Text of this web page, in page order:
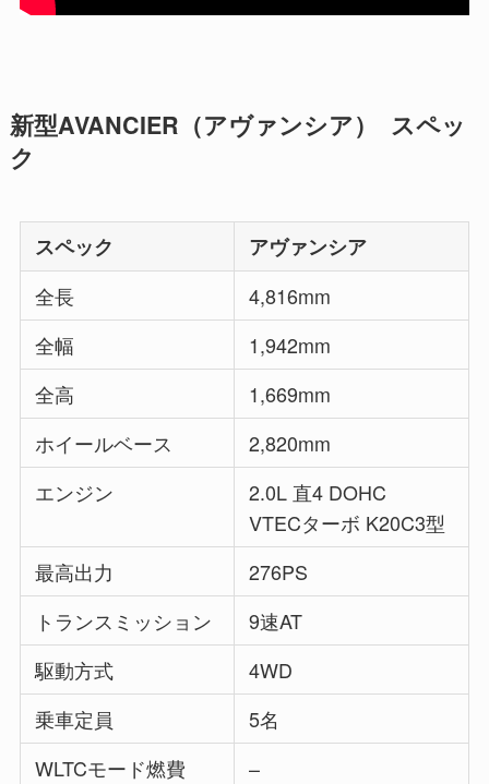
新型AVANCIER（アヴァンシア） スペッ
ク
スペック
アヴァンシア
全長
4,816mm
全幅
1,942mm
全高
1,669mm
ホイールベース
2,820mm
エンジン
2.0L 直4 DOHC
VTECターボ K20C3型
最高出力
276PS
トランスミッション
9速AT
駆動方式
4WD
乗車定員
5名
WLTCモード燃費
–